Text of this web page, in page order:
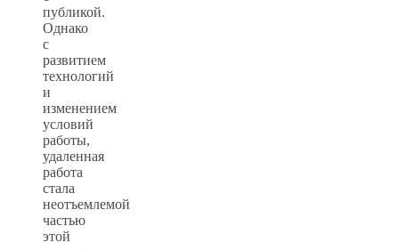
публикой.
Однако
с
развитием
технологий
и
изменением
условий
работы,
удаленная
работа
стала
неотъемлемой
частью
этой